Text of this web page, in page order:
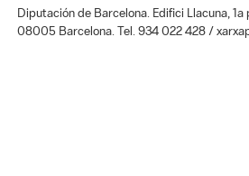
Diputación de Barcelona. Edifici Llacuna,
08005 Barcelona. Tel. 934 022 428 /